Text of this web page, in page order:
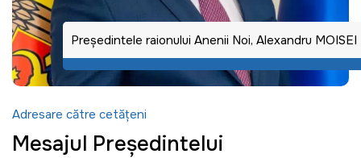
Adresare către cetățeni
Mesajul Președintelui
Preşedintele raionului Anenii Noi, Alexandru MOISEI